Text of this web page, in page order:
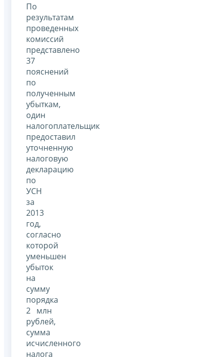
По
результатам
проведенных
комиссий
представлено
37
пояснений
по
полученным
убыткам,
один
налогоплательщик
предоставил
уточненную
налоговую
декларацию
по
УСН
за
2013
год,
согласно
которой
уменьшен
убыток
на
сумму
порядка
2 млн
рублей,
сумма
исчисленного
налога